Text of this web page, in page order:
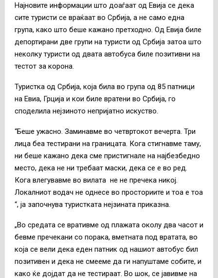
Најновите информации што доаѓаат од Евија се дека
сите туристи се враќаат во Србија, а не само една
група, како што беше кажано претходно. Од Евија биле
депортирани две групи на туристи од Србија затоа што
неколку туристи од двата автобуса биле позитивни на
тестот за корона.
Туристка од Србија, која била во група од 85 патници
на Евиа, Грција и кои биле вратени во Србија, го
споделила нејзиното непријатно искуство.
“Беше ужасно. Заминавме во четвртокот вечерта. Три
лица беа тестирани на границата. Кога стигнавме таму,
ни беше кажано дека сме пристигнале на најбезбедно
место, дека не ни требаат маски, дека се е во ред.
Кога влегувавме во вилата не не пречека никој.
Локалниот водач не однесе во просториите и тоа е тоа
“, ја започнува туристката нејзината приказна.
„Во средата се вративме од плажата околу два часот и
бевме пречекани со порака, вметната под вратата, во
која се вели дека еден патник од нашиот автобус бил
позитивен и дека не смееме да ги напуштаме собите, и
како ќе дојдат да не тестираат. Во шок, се јавивме на